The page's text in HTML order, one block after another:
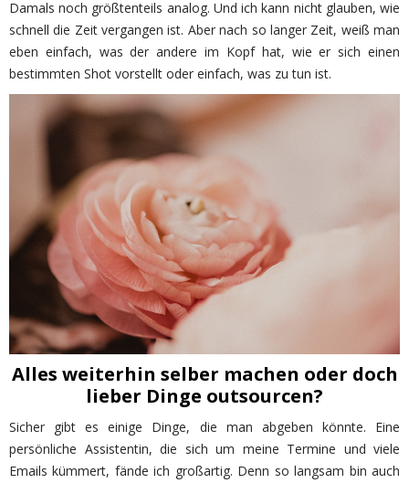
Damals noch größtenteils analog. Und ich kann nicht glauben, wie
schnell die Zeit vergangen ist. Aber nach so langer Zeit, weiß man
eben einfach, was der andere im Kopf hat, wie er sich einen
bestimmten Shot vorstellt oder einfach, was zu tun ist.
Alles weiterhin selber machen oder doch
lieber Dinge outsourcen?
Sicher gibt es einige Dinge, die man abgeben könnte. Eine
persönliche Assistentin, die sich um meine Termine und viele
Emails kümmert, fände ich großartig. Denn so langsam bin auch